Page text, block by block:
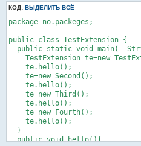
func (testInheritance
	var inh Inheritance
	inh.hello()
	inh = AddressThird(Third{})
	inh.hello()
type Inheritance interface {
	hello()
type Second struct{}
func (second *Second) hello() {
	fmt.Println("Second")
КОД: ВЫДЕЛИТЬ ВСЁ
package no.packeges;
public class TestExtension {
public static void main(
TestExtension te=new
    te.hello();
    te=new Second();
    te.hello();
    te=new Third();
    te.hello();
    te=new Fourth();
    te.hello();
  }
  public void hello(){